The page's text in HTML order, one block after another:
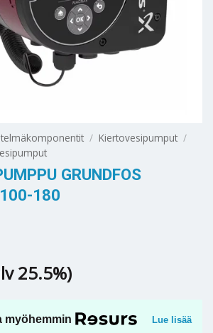
/ Kiertovesipumput /
GRUNDFOS
180
25.5%)
myöhemmin Lue lisää